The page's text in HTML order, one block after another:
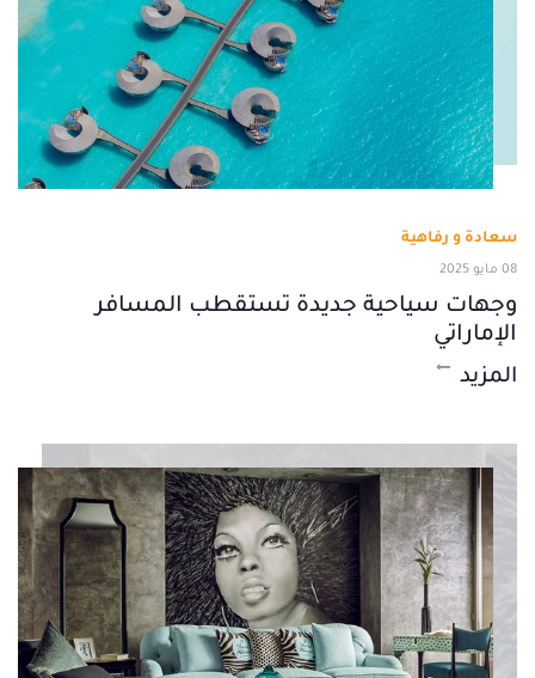
سعادة و رفاهية
08 مايو 2025
وجهات سياحية جديدة تستقطب المسافر
الإماراتي
المزيد